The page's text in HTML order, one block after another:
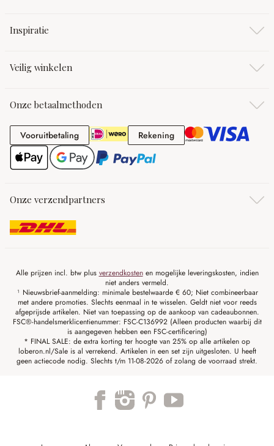
Inspiratie
Veilig winkelen
Onze betaalmethoden
VooruitbetalingVooruitbetaling RekeningRekening
Onze verzendpartners
Alle prijzen incl. btw plus verzendkostenen mogelijke leveringskosten, indien
niet anders vermeld.
¹ Nieuwsbrief-aanmelding: minimale bestelwaarde € 60; Niet combineerbaar
met andere promoties. Slechts eenmaal in te wisselen. Geldt niet voor reeds
afgeprijsde artikelen. Niet van toepassing op de aankoop van cadeaubonnen.
FSC®-handelsmerklicentienummer: FSC-C136992 (Alleen producten waarbij dit
is aangegeven hebben een FSC-certificering)
* FINAL SALE: de extra korting ter hoogte van 25% op alle artikelen op
loberon.nl/Sale is al verrekend. Artikelen in een set zijn uitgesloten. U heeft
geen actiecode nodig. Slechts t/m 11-08-2026 of zolang de voorraad strekt.